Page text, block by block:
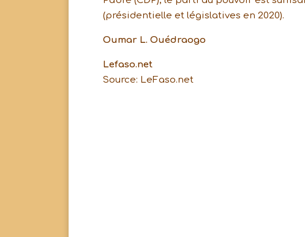
(présidentielle et législatives en 2020).
Oumar L. Ouédraogo
Lefaso.net
Source: LeFaso.net